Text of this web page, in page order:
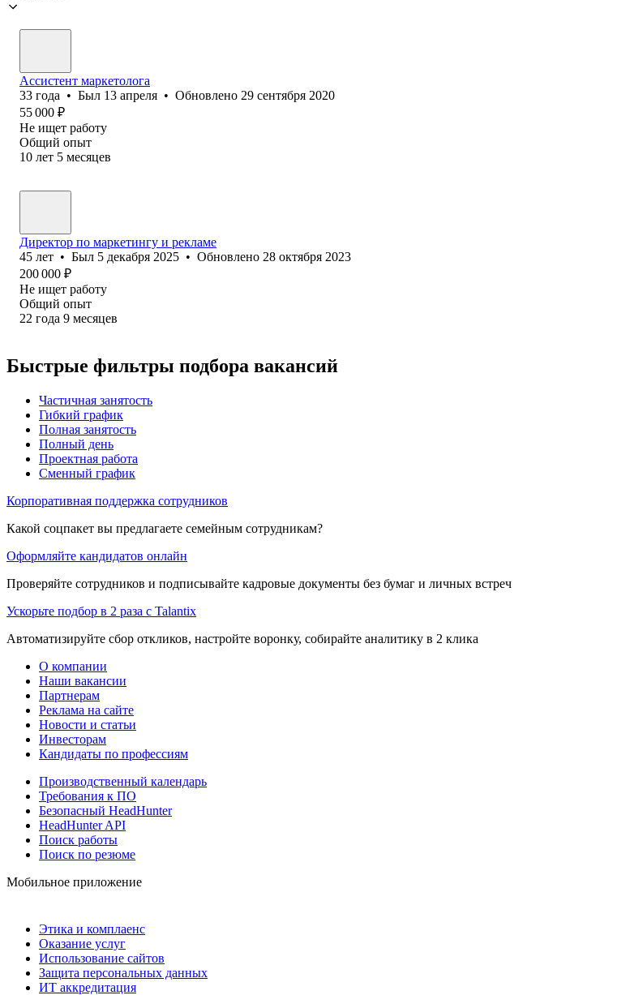
Ассистент маркетолога
33 года • Был 13 апреля • Обновлено 29 сентября 2020
55 000 ₽
Не ищет работу
Общий опыт
10 лет 5 месяцев
Директор по маркетингу и рекламе
45 лет • Был 5 декабря 2025 • Обновлено 28 октября 2023
200 000 ₽
Не ищет работу
Общий опыт
22 года 9 месяцев
Быстрые фильтры подбора вакансий
Частичная занятость
Гибкий график
Полная занятость
Полный день
Проектная работа
Сменный график
Корпоративная поддержка сотрудников
Какой соцпакет вы предлагаете семейным сотрудникам?
Оформляйте кандидатов онлайн
Проверяйте сотрудников и подписывайте кадровые документы без бумаг и личных встреч
Ускорьте подбор в 2 раза с Talantix
Автоматизируйте сбор откликов, настройте воронку, собирайте аналитику в 2 клика
О компании
Наши вакансии
Партнерам
Реклама на сайте
Новости и статьи
Инвесторам
Кандидаты по профессиям
Производственный календарь
Требования к ПО
Безопасный HeadHunter
HeadHunter API
Поиск работы
Поиск по резюме
Мобильное приложение
Этика и комплаенс
Оказание услуг
Использование сайтов
Защита персональных данных
ИТ аккредитация